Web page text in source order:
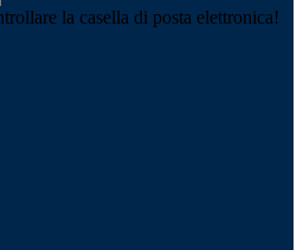
la casella di posta elettronica!